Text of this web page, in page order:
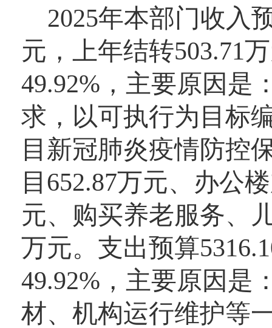
2025年本部门收入
元，上年结转503.71
49.92%，主要原因是
求，以可执行为目标
目新冠肺炎疫情防控
目652.87万元、办公
元、购买养老服务、
万元。支出预算
49.92%，主要原因是
材、机构运行维护等